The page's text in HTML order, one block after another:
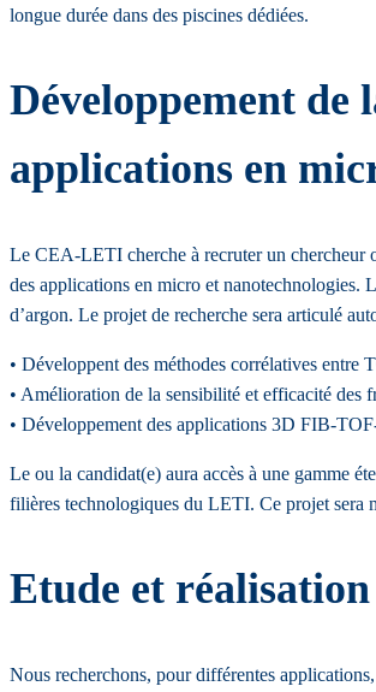
longue durée dans des piscines dédiées.
Développement de
applications en
Le CEA-LETI cherche à recruter un chercheur
des applications en micro et nanotechnologies.
d’argon. Le projet de recherche sera articulé
• Développent des méthodes corrélatives
• Amélioration de la sensibilité et efficacité des
• Développement des applications 3D FIB-
Le ou la candidat(e) aura accès à une gamme
filières technologiques du LETI. Ce projet sera
Etude et
Nous recherchons, pour différentes